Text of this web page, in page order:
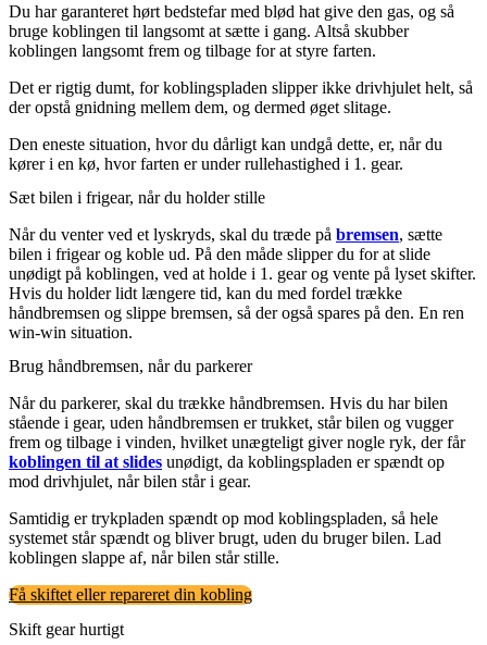
Du har garanteret hørt bedstefar med blød hat give den gas, og så
bruge koblingen til langsomt at sætte i gang. Altså skubber
koblingen langsomt frem og tilbage for at styre farten.
Det er rigtig dumt, for koblingspladen slipper ikke drivhjulet helt, så
der opstå gnidning mellem dem, og dermed øget slitage.
Den eneste situation, hvor du dårligt kan undgå dette, er, når du
kører i en kø, hvor farten er under rullehastighed i 1. gear.
Sæt bilen i frigear, når du holder stille
Når du venter ved et lyskryds, skal du træde på bremsen, sætte
bilen i frigear og koble ud. På den måde slipper du for at slide
unødigt på koblingen, ved at holde i 1. gear og vente på lyset skifter.
Hvis du holder lidt længere tid, kan du med fordel trække
håndbremsen og slippe bremsen, så der også spares på den. En ren
win-win situation.
Brug håndbremsen, når du parkerer
Når du parkerer, skal du trække håndbremsen. Hvis du har bilen
stående i gear, uden håndbremsen er trukket, står bilen og vugger
frem og tilbage i vinden, hvilket unægteligt giver nogle ryk, der får
koblingen til at slides unødigt, da koblingspladen er spændt op
mod drivhjulet, når bilen står i gear.
Samtidig er trykpladen spændt op mod koblingspladen, så hele
systemet står spændt og bliver brugt, uden du bruger bilen. Lad
koblingen slappe af, når bilen står stille.
Få skiftet eller repareret din kobling
Skift gear hurtigt